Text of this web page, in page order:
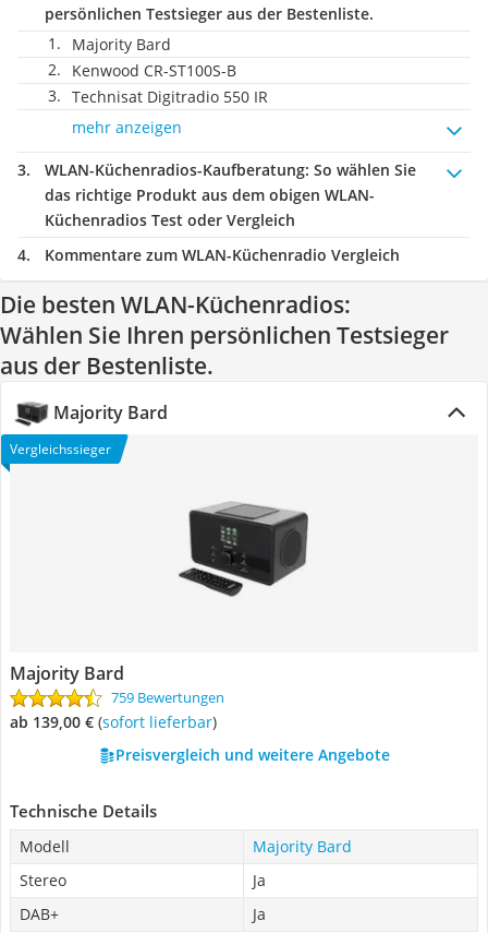
persönlichen Testsieger aus der Bestenliste.
Majority Bard
Kenwood CR-ST100S-B
Technisat Digitradio 550 IR
mehr anzeigen
WLAN-Küchenradios-Kaufberatung: So wählen Sie
das richtige Produkt aus dem obigen WLAN-
Küchenradios Test oder Vergleich
Kommentare zum WLAN-Küchenradio Vergleich
Die besten WLAN-Küchenradios:
Wählen Sie Ihren persönlichen Testsieger
aus der Bestenliste.
Majority Bard
Vergleichssieger
Majority Bard
759 Bewertungen
ab 139,00 € ( Sofort lieferbar)
Preisvergleich und weitere Angebote
Technische Details
Modell
Majority Bard
Stereo
Ja
DAB+
Ja